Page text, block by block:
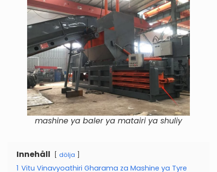
mashine ya baler ya matairi ya shuliy
Innehåll dölja
1 Vitu Vinavyoathiri Gharama za Mashine ya Tyre